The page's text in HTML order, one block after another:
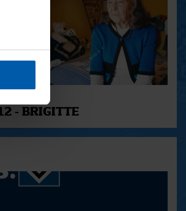
- BRIGITTE